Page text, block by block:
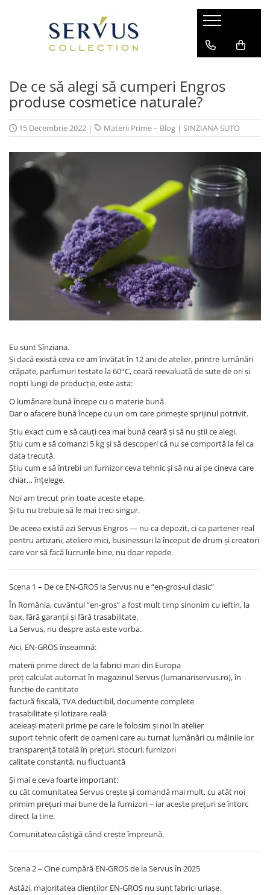
De ce să alegi să cumperi Engros
produse cosmetice naturale?
15 Decembrie 2022 | Materii Prime – Blog | SINZIANA SUTO
Eu sunt Sînziana.
Și dacă există ceva ce am învățat în 12 ani de atelier, printre lumânări
crăpate, parfumuri testate la 60°C, ceară reevaluată de sute de ori și
nopți lungi de producție, este asta:
O lumânare bună începe cu o materie bună.
Dar o afacere bună începe cu un om care primește sprijinul potrivit.
Știu exact cum e să cauți cea mai bună ceară și să nu știi ce alegi.
Știu cum e să comanzi 5 kg și să descoperi că nu se comportă la fel ca
data trecută.
Știu cum e să întrebi un furnizor ceva tehnic și să nu ai pe cineva care
chiar… înțelege.
Noi am trecut prin toate aceste etape.
Și tu nu trebuie să le mai treci singur.
De aceea există azi Servus Engros — nu ca depozit, ci ca partener real
pentru artizani, ateliere mici, businessuri la început de drum și creatori
care vor să facă lucrurile bine, nu doar repede.
Scena 1 – De ce EN-GROS la Servus nu e “en-gros-ul clasic”
În România, cuvântul “en-gros” a fost mult timp sinonim cu ieftin, la
bax, fără garanții și fără trasabilitate.
La Servus, nu despre asta este vorba.
Aici, EN-GROS înseamnă:
materii prime direct de la fabrici mari din Europa
preț calculat automat în magazinul Servus (lumanariservus.ro), în
funcție de cantitate
factură fiscală, TVA deductibil, documente complete
trasabilitate și lotizare reală
aceleași materii prime pe care le folosim și noi în atelier
suport tehnic oferit de oameni care au turnat lumânări cu mâinile lor
transparență totală în prețuri, stocuri, furnizori
calitate constantă, nu fluctuantă
Și mai e ceva foarte important:
cu cât comunitatea Servus crește și comandă mai mult, cu atât noi
primim prețuri mai bune de la furnizori – iar aceste prețuri se întorc
direct la tine.
Comunitatea câștigă când crește împreună.
Scena 2 – Cine cumpără EN-GROS de la Servus în 2025
Astăzi, majoritatea clienților EN-GROS nu sunt fabrici uriașe.